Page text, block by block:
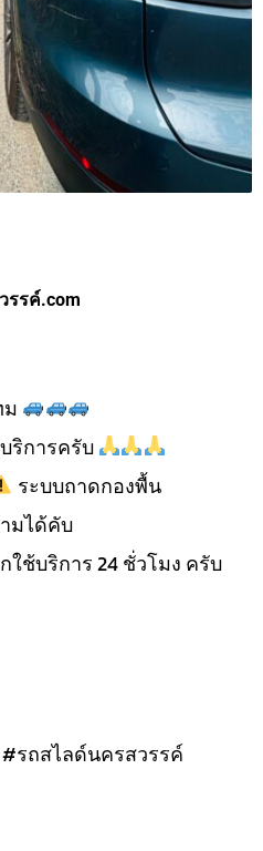
รรค์.com
ริการครับ
ระบบถาดกองพื้น
มได้คับ
ช้บริการ 24 ชั่วโมง ครับ
รถสไลด์นครสวรรค์